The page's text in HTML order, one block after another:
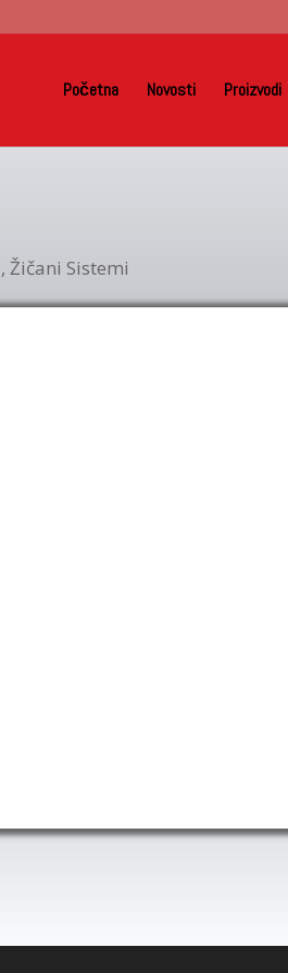
Početna Novosti Proizvodi
,Žičani Sistemi